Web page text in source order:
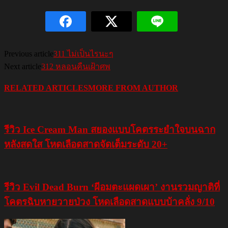
Previous article311 ไม่เป็นไรนะๆ
Next article312 หลอนคืนเฝ้าศพ
RELATED ARTICLESMORE FROM AUTHOR
รีวิว Ice Cream Man สยองแบบโคตรระยำใจบนฉาก
หลังสดใส โหดเลือดสาดจัดเต็มระดับ 20+
รีวิว Evil Dead Burn ‘ผีอมตะแผดเผา’ งานรวมญาติที่
โคตรฉิบหายวายป่วง โหดเลือดสาดแบบบ้าคลั่ง 9/10